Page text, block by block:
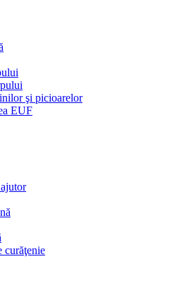
şi picioarelor
EUF
curăţenie